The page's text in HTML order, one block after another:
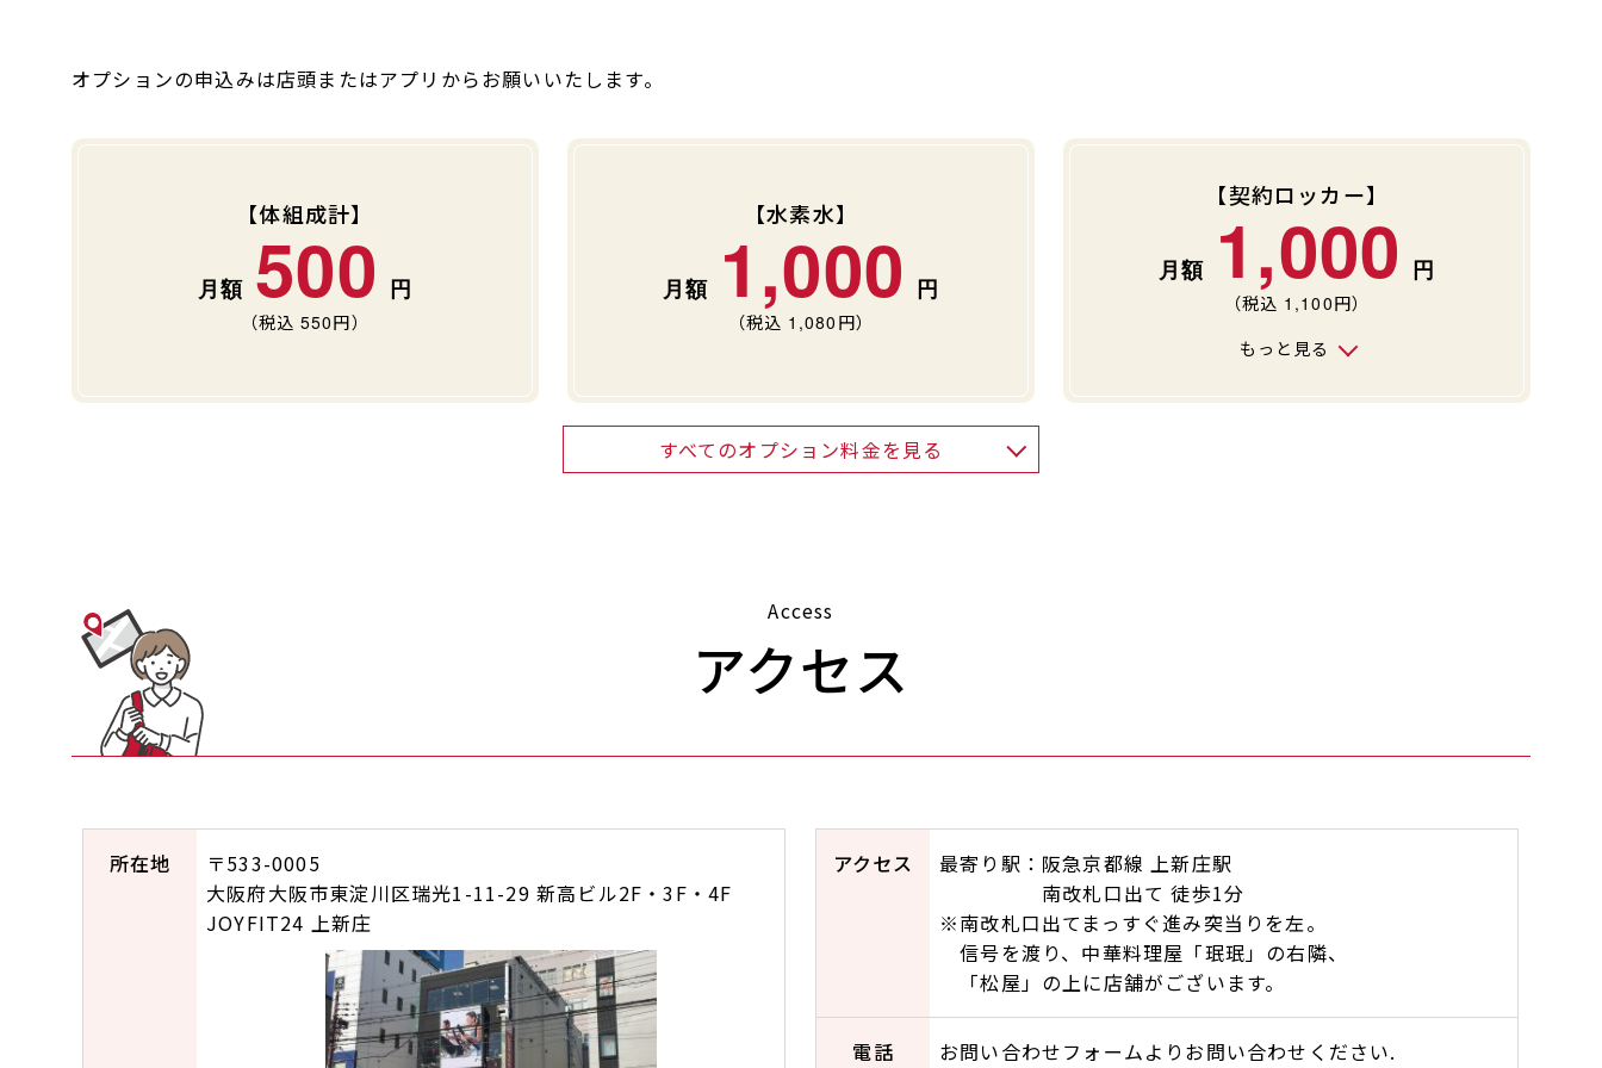
オプションの申込みは店頭またはアプリからお願いいたします。
【体組成計】
500
（税込 550円）
【水素水】
1,000
（税込 1,080 円）
【契約ロッカー】
1,000
（税込 1,100円）
もっと見る
すべてのオプション料金を見る
Access
アクセス
所在地
〒533-0005
大阪府大阪市東淀川区瑞光1-11-29 新高ビル2F・3F・4F
JOYFIT24 上新庄
アクセス
最寄り駅：阪急京都線 上新庄駅
南改札口出て 徒歩1分
※南改札口出てまっすぐ進み突当りを左。
信号を渡り、中華料理屋「珉珉」の右隣、
「松屋」の上に店舗がございます。
電話 お問い合わせフォームよりお問い合わせください.